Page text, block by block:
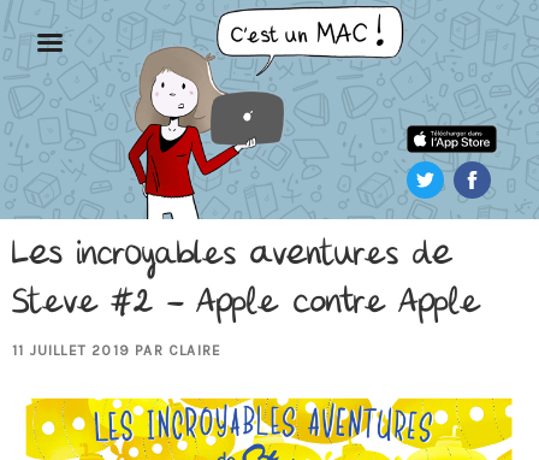
Aller
au
contenu
principal
Les incroyables aventures de
Steve #2 – Apple contre Apple
PUBLIÉ
11 JUILLET 2019 PAR CLAIRE